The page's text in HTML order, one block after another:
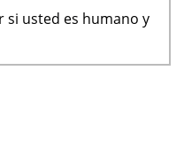
si usted es humano y